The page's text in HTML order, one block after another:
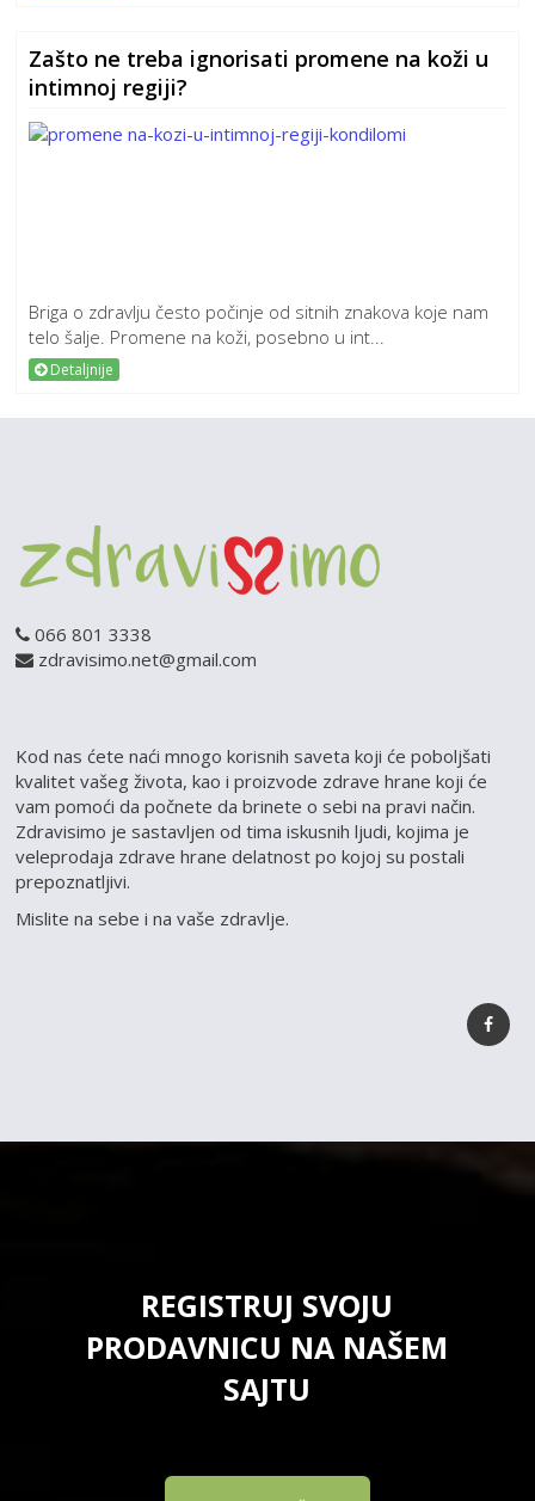
Zašto ne treba ignorisati promene na koži u
intimnoj regiji?
Briga o zdravlju često počinje od sitnih znakova koje nam
telo šalje. Promene na koži, posebno u int...
Detaljnije
066 801 3338
zdravisimo.net@gmail.com
Kod nas ćete naći mnogo korisnih saveta koji će poboljšati
kvalitet vašeg života, kao i proizvode zdrave hrane koji će
vam pomoći da počnete da brinete o sebi na pravi način.
Zdravisimo je sastavljen od tima iskusnih ljudi, kojima je
veleprodaja zdrave hrane delatnost po kojoj su postali
prepoznatljivi.
Mislite na sebe i na vaše zdravlje.
REGISTRUJ SVOJU
PRODAVNICU NA NAŠEM
SAJTU